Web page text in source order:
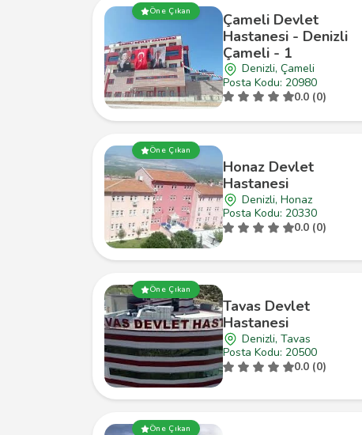
Öne Çıkan
Çameli Devlet
Hastanesi - Denizli
Çameli - 1
Denizli, Çameli
Posta Kodu: 20980
0.0 (0)
Öne Çıkan
Honaz Devlet
Hastanesi
Denizli, Honaz
Posta Kodu: 20330
0.0 (0)
Öne Çıkan
Tavas Devlet
Hastanesi
Denizli, Tavas
Posta Kodu: 20500
0.0 (0)
Öne Çıkan